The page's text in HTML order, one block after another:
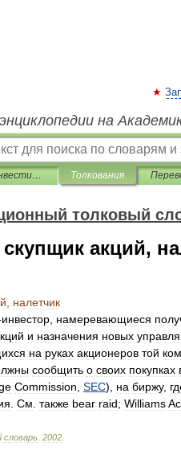
на
Финансово-инвестиционный толковый словарь Толкования
толковый
акций,
налетчик
инвестор намеревающиеся
и назначения новых
на руках акционеров той
сообщить о своих покупках
Commission SEC), на биржу,
См также bear raid; Williams
словарь 2002